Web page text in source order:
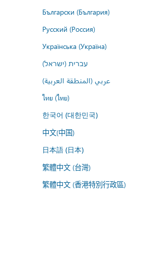
Български (България)
Русский (Россия)
Українська (Україна)
עברית (ישראל)
عربي (المنطقة العربية)
ไทย (ไทย)
한국어 (대한민국)
中文(中国)
日本語 (日本)
繁體中文 (台灣)
繁體中文 (香港特別行政區)